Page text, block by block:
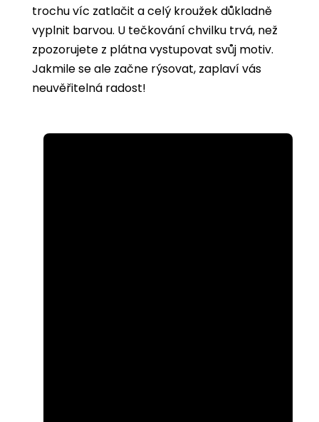
trochu víc zatlačit a celý kroužek důkladně
vyplnit barvou. U tečkování chvilku trvá, než
zpozorujete z plátna vystupovat svůj motiv.
Jakmile se ale začne rýsovat, zaplaví vás
neuvěřitelná radost!